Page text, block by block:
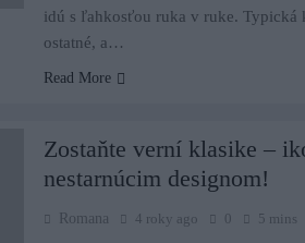
idú s ľahkosťou ruka v ruke. Typická
ostatné, a…
Read More
Zostaňte verní klasike –
nestarnúcim designom!
Romana 4 roky ago 0 5 mins